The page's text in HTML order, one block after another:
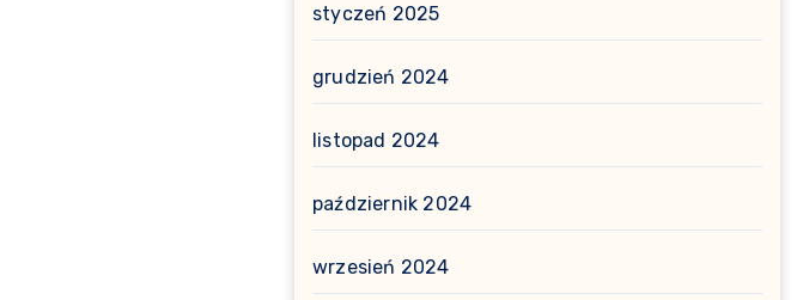
styczeń 2025
grudzień 2024
listopad 2024
październik 2024
wrzesień 2024